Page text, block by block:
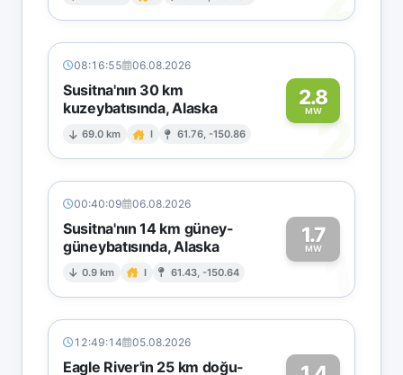
08:16:55 06.08.2026
Susitna'nın 30 km
kuzeybatısında, Alaska
69.0 km I 61.76, -150.86
2.8
MW2
00:40:09 06.08.2026
Susitna'nın 14 km güney-
güneybatısında, Alaska
0.9 km I 61.43, -150.64
1.7
MW1
12:49:14 05.08.2026
Eagle River'in 25 km doğu-